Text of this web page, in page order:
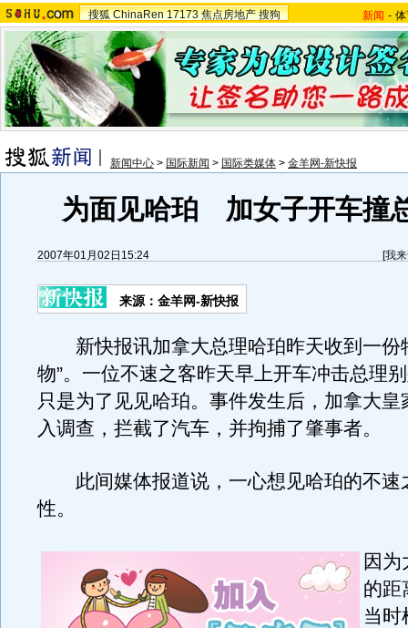
搜狐 ChinaRen 17173 焦点房地产 搜狗 新闻 -
新闻中心 > 国际新闻 > 国际类媒体 > 金羊网-新快报
为面见哈珀 加女子开车撞
2007年01月02日15:24 [我
来源：金羊网-新快报
新快报讯加拿大总理哈珀昨天收到一份
物”。一位不速之客昨天早上开车冲击总理
只是为了见见哈珀。事件发生后，加拿大皇
入调查，拦截了汽车，并拘捕了肇事者。
此间媒体报道说，一心想见哈珀的不速
性。
因
的距
当时